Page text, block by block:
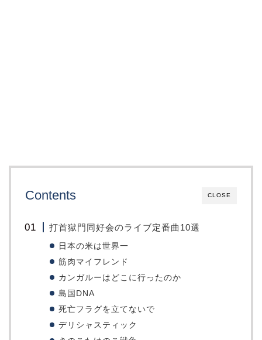
CLOSE
Contents
打首獄門同好会のライブ定番曲10選
日本の米は世界一
筋肉マイフレンド
カンガルーはどこに行ったのか
島国DNA
死亡フラグを立てないで
デリシャスティック